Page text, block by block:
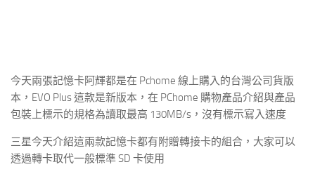
今天兩張記憶卡阿輝都是在 Pchome 線上購入的台灣公司貨版
本，EVO Plus 這款是新版本，在 PChome 購物產品介紹與產品
包裝上標示的規格為讀取最高 130MB/s，沒有標示寫入速度
三星今天介紹這兩款記憶卡都有附贈轉接卡的組合，大家可以
透過轉卡取代一般標準 SD 卡使用